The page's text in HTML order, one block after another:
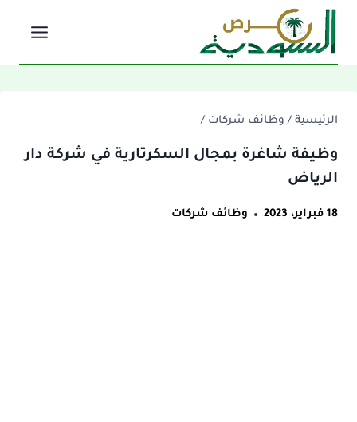
التجاوز
المحتوى
الرئيسية / وظائف شركات /
وظيفة شاغرة بمجال السكرتارية في شركة دار
الرياض
18 فبراير، 2023 وظائف شركات